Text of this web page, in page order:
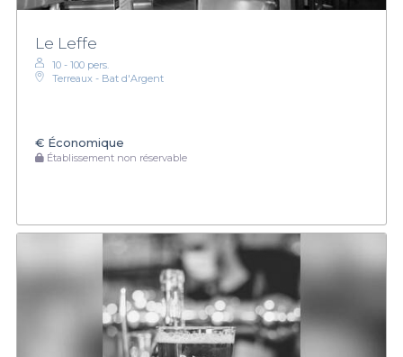
Le Leffe
10 - 100 pers.
Terreaux - Bat d'Argent
€ Économique
Établissement non réservable